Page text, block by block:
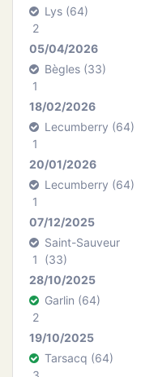
2
Lys (64)
05/04/2026
1
Bègles (33)
18/02/2026
1
Lecumberry (64)
20/01/2026
1
Lecumberry (64)
07/12/2025
1
Saint-Sauveur
(33)
28/10/2025
2
Garlin (64)
19/10/2025
Tarsacq (64)